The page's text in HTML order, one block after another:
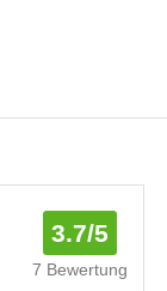
3.7/5
7 Bewertung